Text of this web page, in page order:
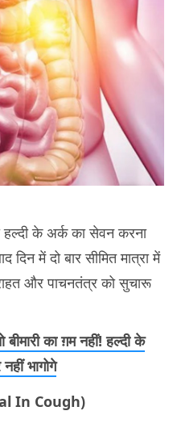
के अर्क का सेवन करना
दिन में दो बार सीमित मात्रा में
और पाचनतंत्र को सुचारू
का ग़म नहीं! हल्दी के
भागोगे
In Cough)